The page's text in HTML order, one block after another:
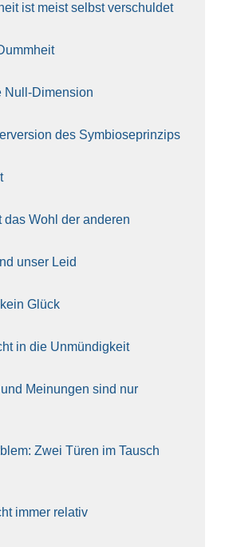
ist meist selbst ver­schul­det
Null-Dimen­si­on
des Sym­bio­se­prin­zips
das Wohl der ande­ren
unser Leid
Glück
in die Unmün­dig­keit
Mei­nun­gen sind nur
Zwei Türen im Tausch
immer rela­tiv